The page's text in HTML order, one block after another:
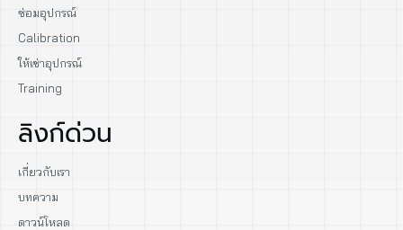
ซ่อมอุปกรณ์
Calibration
ให้เช่าอุปกรณ์
Training
ลิงก์ด่วน
เกี่ยวกับเรา
บทความ
ดาวน์โหลด